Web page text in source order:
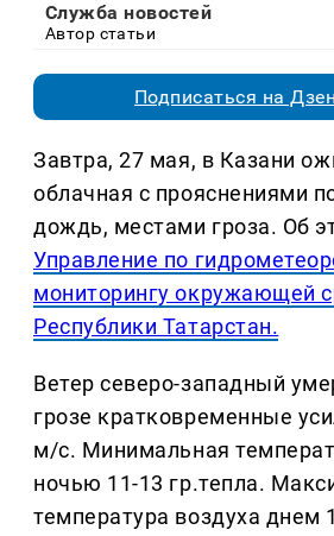
Служба новостей
Автор статьи
Подписаться на
Завтра, 27 мая, в Казани
облачная с прояснениями
дождь, местами гроза. Об
Управление по
мониторингу окружающей
Республики Татарстан.
Ветер северо-западный
грозе кратковременные
м/с. Минимальная
ночью 11-13 гр.тепла.
температура воздуха днем